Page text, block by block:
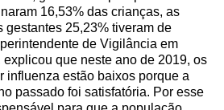
16,53% das crianças, as
gestantes 25,23% tiveram de
de Vigilância em
que neste ano de 2019, os
influenza estão baixos porque a
passado foi satisfatória. Por esse